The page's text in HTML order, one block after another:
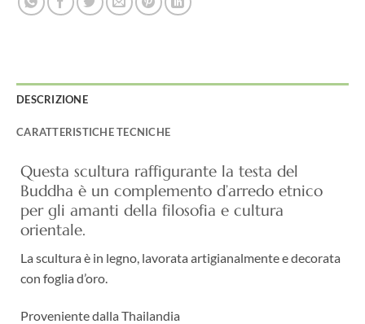
DESCRIZIONE
CARATTERISTICHE TECNICHE
Questa scultura raffigurante la testa del
Buddha è un complemento d’arredo etnico
per gli amanti della filosofia e cultura
orientale.
La scultura è in legno, lavorata artigianalmente e decorata
con foglia d’oro.
Proveniente dalla Thailandia